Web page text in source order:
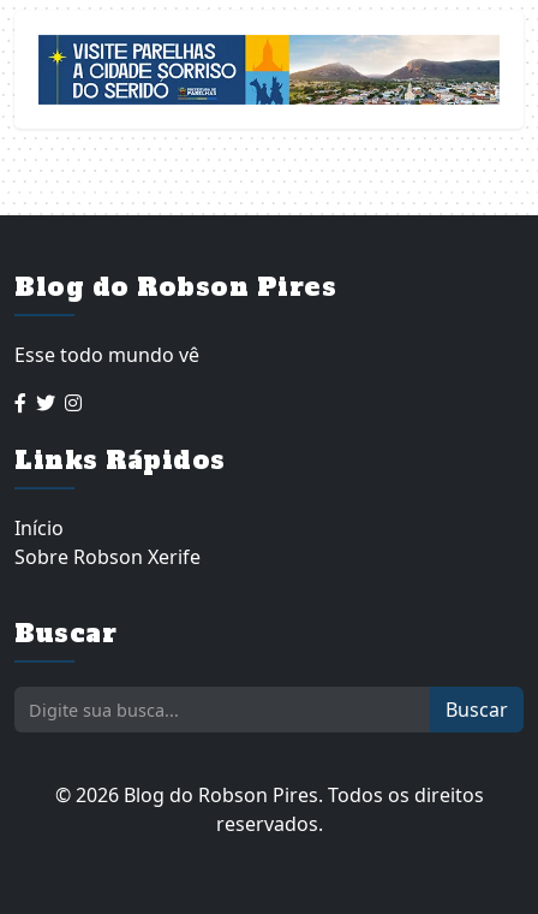
Blog do Robson Pires
Esse todo mundo vê
Links Rápidos
Início
Sobre Robson Xerife
Buscar
Buscar
© 2026 Blog do Robson Pires. Todos os direitos
reservados.